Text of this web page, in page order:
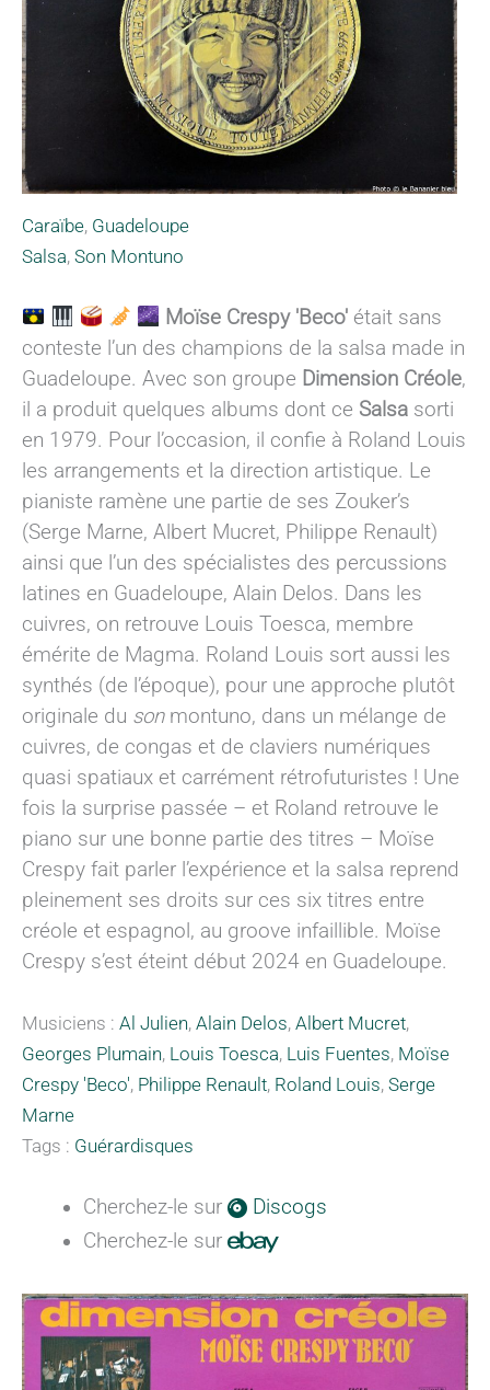
Caraïbe, Guadeloupe
Salsa, Son Montuno
Moïse Crespy 'Beco' était sans
conteste l’un des champions de la salsa made in
Guadeloupe. Avec son groupe Dimension Créole,
il a produit quelques albums dont ce Salsa sorti
en 1979. Pour l’occasion, il confie à Roland Louis
les arrangements et la direction artistique. Le
pianiste ramène une partie de ses Zouker’s
(Serge Marne, Albert Mucret, Philippe Renault)
ainsi que l’un des spécialistes des percussions
latines en Guadeloupe, Alain Delos. Dans les
cuivres, on retrouve Louis Toesca, membre
émérite de Magma. Roland Louis sort aussi les
synthés (de l’époque), pour une approche plutôt
originale du sonmontuno, dans un mélange de
cuivres, de congas et de claviers numériques
quasi spatiaux et carrément rétrofuturistes ! Une
fois la surprise passée – et Roland retrouve le
piano sur une bonne partie des titres – Moïse
Crespy fait parler l’expérience et la salsa reprend
pleinement ses droits sur ces six titres entre
créole et espagnol, au groove infaillible. Moïse
Crespy s’est éteint début 2024 en Guadeloupe.
Musiciens : Al Julien, Alain Delos, Albert Mucret,
Georges Plumain, Louis Toesca, Luis Fuentes, Moïse
Crespy 'Beco', Philippe Renault, Roland Louis, Serge
Marne
Tags : Guérardisques
Cherchez-le sur
Discogs
Cherchez-le sur